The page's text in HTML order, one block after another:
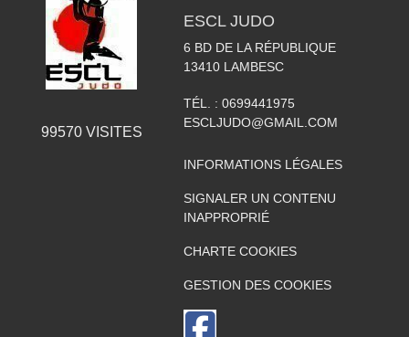
99570VISITES
ESCL JUDO
6 BD DE LA RÉPUBLIQUE
13410 LAMBESC
TÉL. : 0699441975
ESCLJUDO@GMAIL.COM
INFORMATIONS LÉGALES
SIGNALER UN CONTENU
INAPPROPRIÉ
CHARTE COOKIES
GESTION DES COOKIES